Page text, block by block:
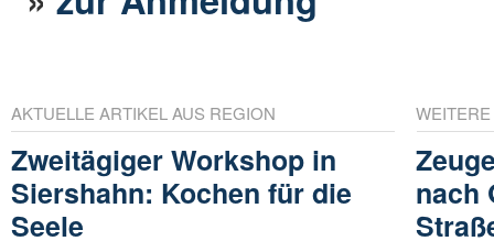
AKTUELLE ARTIKEL AUS REGION
Zweitägiger Workshop in
Siershahn: Kochen für die
Seele
nach